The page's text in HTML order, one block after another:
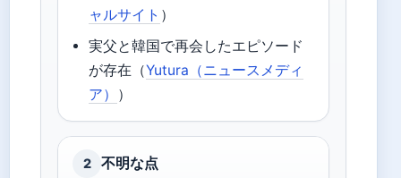
ャルサイト ）
実父と韓国で再会したエピソード
が存在（Yutura（ニュースメディ
ア） ）
2 不明な点